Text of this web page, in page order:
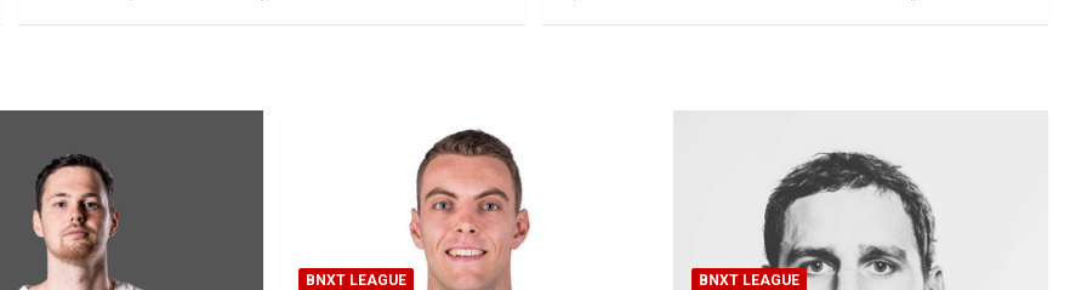
BNXT LEAGUE BNXT LEAGUE